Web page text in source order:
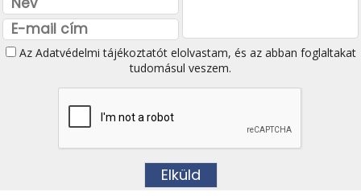
Az Adatvédelmi tájékoztatótelolvastam, és az abban foglaltakat
tudomásul veszem.